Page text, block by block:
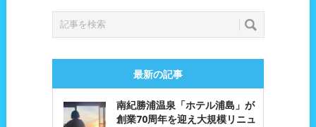
最新の記事
南紀勝浦温泉「ホテル浦島」が
創業70周年を迎え大規模リニュ